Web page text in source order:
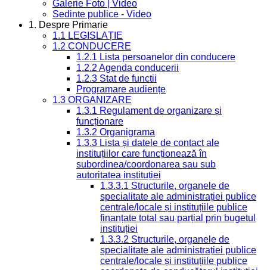
Galerie Foto | Video
Sedinte publice - Video
1. Despre Primarie
1.1 LEGISLAȚIE
1.2 CONDUCERE
1.2.1 Lista persoanelor din conducere
1.2.2 Agenda conducerii
1.2.3 Stat de functii
Programare audiențe
1.3 ORGANIZARE
1.3.1 Regulament de organizare și
funcționare
1.3.2 Organigrama
1.3.3 Lista și datele de contact ale
instituțiilor care funcționează în
subordinea/coordonarea sau sub
autoritatea instituției
1.3.3.1 Structurile, organele de
specialitate ale administrației publice
centrale/locale și instituțiile publice
finanțate total sau parțial prin bugetul
instituției
1.3.3.2 Structurile, organele de
specialitate ale administrației publice
centrale/locale și instituțiile publice